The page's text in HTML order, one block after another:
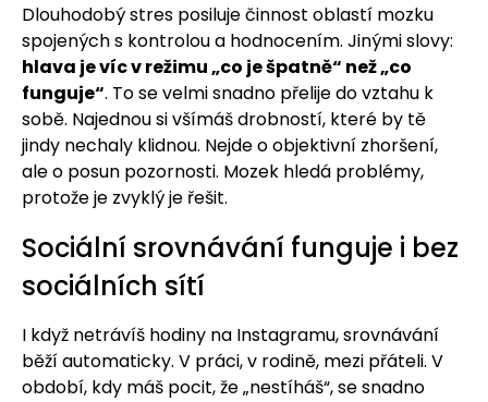
Dlouhodobý stres posiluje činnost oblastí mozku
spojených s kontrolou a hodnocením. Jinými slovy:
hlava je víc v režimu „co je špatně“ než „co
funguje“. To se velmi snadno přelije do vztahu k
sobě. Najednou si všímáš drobností, které by tě
jindy nechaly klidnou. Nejde o objektivní zhoršení,
ale o posun pozornosti. Mozek hledá problémy,
protože je zvyklý je řešit.
Sociální srovnávání funguje i bez
sociálních sítí
I když netrávíš hodiny na Instagramu, srovnávání
běží automaticky. V práci, v rodině, mezi přáteli. V
období, kdy máš pocit, že „nestíháš“, se snadno